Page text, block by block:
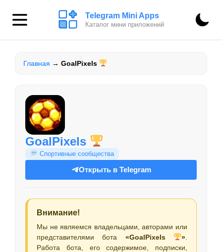
Telegram Mini Apps
Каталог мини приложений
Главная → GoalPixels
GoalPixels
Спортивные сообщества
Открыть в Telegram
Внимание!
Мы не являемся владельцами, авторами или
представителями бота «GoalPixels »
Работа бота, его содержимое, подписки,